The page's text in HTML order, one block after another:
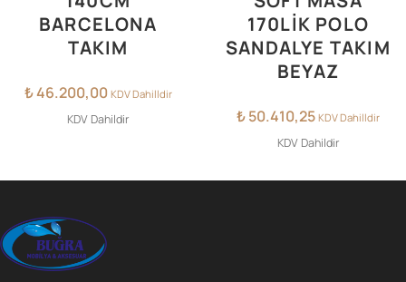
BARCELONA
TAKIM
₺46.200,00 KDV Dahilldir
KDV Dahildir
170LIK POLO
SANDALYE TAKIM
BEYAZ
₺50.410,25 KDV Dahilldir
KDV Dahildir